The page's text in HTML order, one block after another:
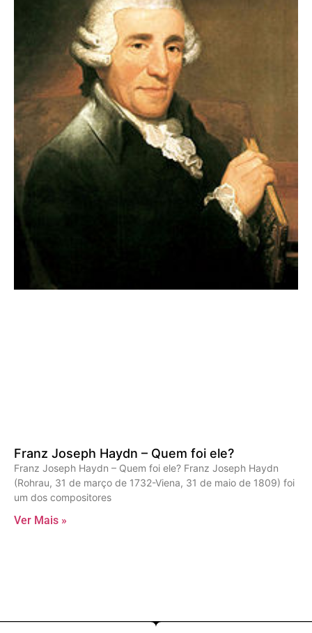
Franz Joseph Haydn – Quem foi ele?
Franz Joseph Haydn – Quem foi ele? Franz Joseph Haydn
(Rohrau, 31 de março de 1732-Viena, 31 de maio de 1809) foi
um dos compositores
Ver Mais »